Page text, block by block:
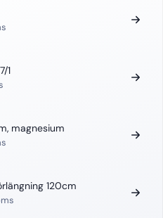
1
magnesium
120cm